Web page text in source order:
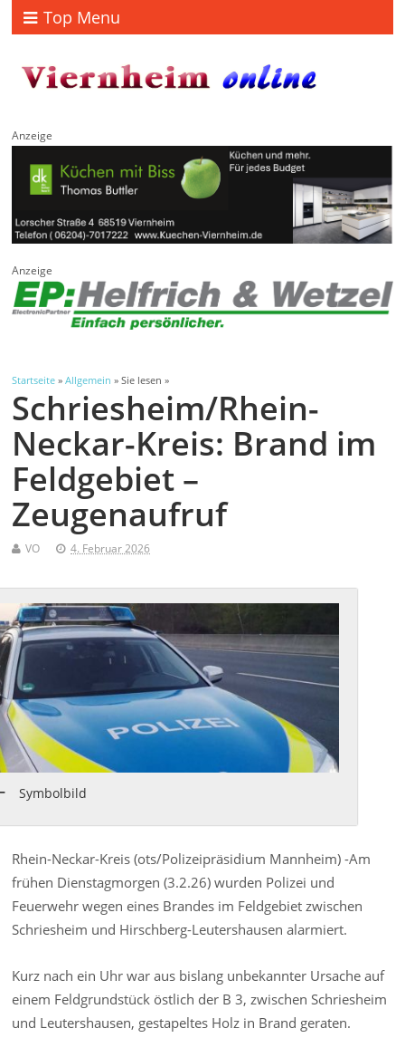
Top Menu
Anzeige
Anzeige
Startseite »Allgemein » Sie lesen »
Schriesheim/Rhein-
Neckar-Kreis: Brand im
Feldgebiet –
Zeugenaufruf
VO 4. Februar 2026
Symbolbild
Rhein-Neckar-Kreis (ots/Polizeipräsidium Mannheim) -Am
frühen Dienstagmorgen (3.2.26) wurden Polizei und
Feuerwehr wegen eines Brandes im Feldgebiet zwischen
Schriesheim und Hirschberg-Leutershausen alarmiert.
Kurz nach ein Uhr war aus bislang unbekannter Ursache auf
einem Feldgrundstück östlich der B 3, zwischen Schriesheim
und Leutershausen, gestapeltes Holz in Brand geraten.